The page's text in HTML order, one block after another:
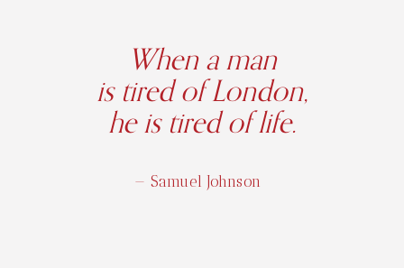
When a man
is tired of London,
he is tired of life.
— Samuel Johnson